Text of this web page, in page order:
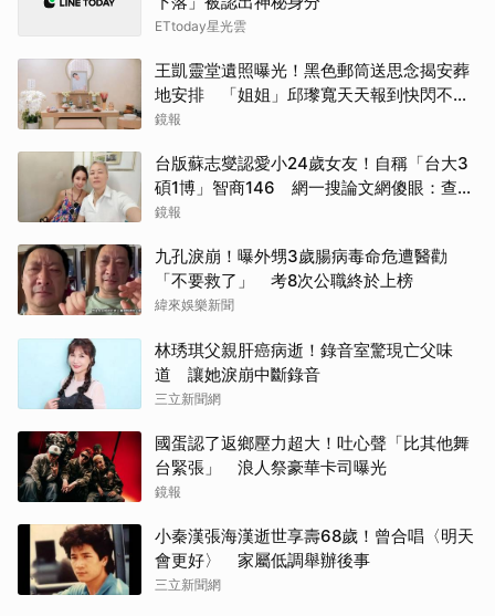
ETtoday星光雲
王凱靈堂遺照曝光！黑色郵筒送思念揭安葬
地安排 「姐姐」邱瓈寬天天報到快閃不受
訪
鏡報
台版蘇志燮認愛小24歲女友！自稱「台大3
碩1博」智商146 網一搜論文網傻眼：查無
此人
鏡報
九孔淚崩！曝外甥3歲腸病毒命危遭醫勸
「不要救了」 考8次公職終於上榜
緯來娛樂新聞
林琇琪父親肝癌病逝！錄音室驚現亡父味
道 讓她淚崩中斷錄音
三立新聞網
國蛋認了返鄉壓力超大！吐心聲「比其他舞
台緊張」 浪人祭豪華卡司曝光
鏡報
小秦漢張海漢逝世享壽68歲！曾合唱〈明天
會更好〉 家屬低調舉辦後事
三立新聞網